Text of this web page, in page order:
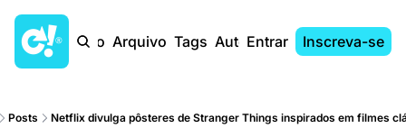
Início Arquivo Tags AutoresEntrar Inscreva-se
Posts Netflix divulga pôsteres de Stranger Things inspirados em filmes